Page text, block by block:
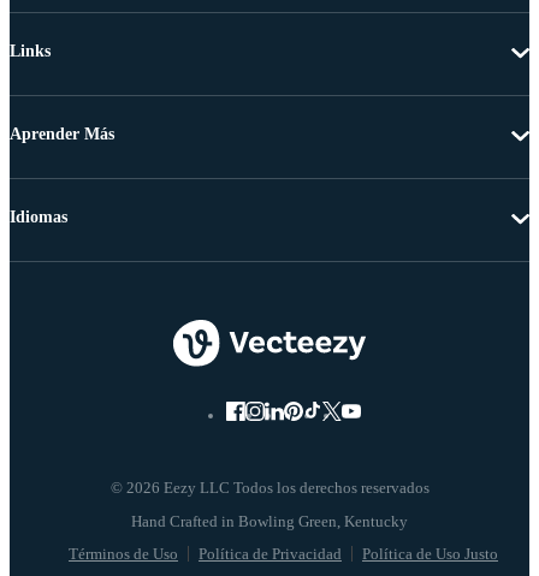
Links
Aprender Más
© 2026 Eezy LLC Todos los derechos reservados
Términos de Uso Política de Privacidad Política de Uso Justo
Idiomas